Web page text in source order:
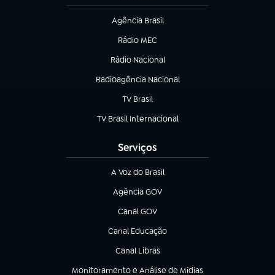
Agência Brasil
(abre em nova aba)
Rádio MEC
Rádio Nacional
(abre em nova aba)
Radioagência Nacional
(abre em nova aba)
TV Brasil
(abre em nova aba)
TV Brasil Internacional
(abre em nova aba)
Serviços
A Voz do Brasil
(abre em nova aba)
Agência GOV
(abre em nova aba)
Canal GOV
(abre em nova aba)
Canal Educação
(abre em nova aba)
Canal Libras
(abre em nova aba)
Monitoramento e Análise de Mídias